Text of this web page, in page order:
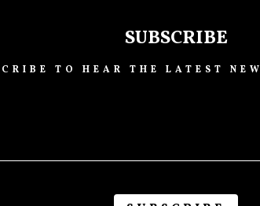
SUBSCRIBE
TO HEAR THE LATEST